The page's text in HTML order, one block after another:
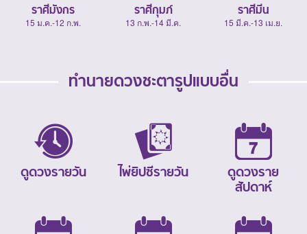
ราศีมังกร
15 ม.ค.-12 ก.พ.
ราศีกุมภ์
13 ก.พ.-14 มี.ค.
ราศีมีน
15 มี.ค.-13 เม.ย.
ทำนายดวงชะตารูปแบบอื่น
ดูดวงรายวัน ไพ่ยิปซีรายวัน
ดูดวงราย
สัปดาห์